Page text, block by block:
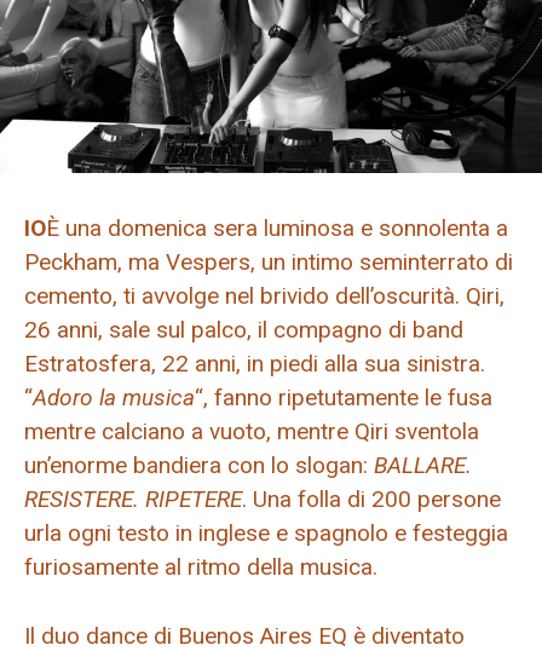
IOÈ una domenica sera luminosa e sonnolenta a
Peckham, ma Vespers, un intimo seminterrato di
cemento, ti avvolge nel brivido dell’oscurità. Qiri,
26 anni, sale sul palco, il compagno di band
Estratosfera, 22 anni, in piedi alla sua sinistra.
“Adoro la musica“, fanno ripetutamente le fusa
mentre calciano a vuoto, mentre Qiri sventola
un’enorme bandiera con lo slogan: BALLARE.
RESISTERE. RIPETERE. Una folla di 200 persone
urla ogni testo in inglese e spagnolo e festeggia
furiosamente al ritmo della musica.
Il duo dance di Buenos Aires EQ è diventato